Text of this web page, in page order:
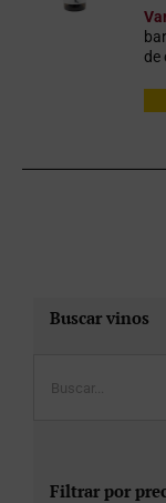
de
Buscar vinos
Filtrar por